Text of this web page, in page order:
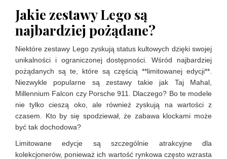
Jakie zestawy Lego są
najbardziej pożądane?
Niektóre zestawy Lego zyskują status kultowych dzięki swojej
unikalności i ograniczonej dostępności. Wśród najbardziej
pożądanych są te, które są częścią **limitowanej edycji**.
Niezwykle popularne są zestawy takie jak Taj Mahal,
Millennium Falcon czy Porsche 911. Dlaczego? Bo te modele
nie tylko cieszą oko, ale również zyskują na wartości z
czasem. Kto by się spodziewał, że zabawa klockami może
być tak dochodowa?
Limitowane edycje są szczególnie atrakcyjne dla
kolekcjonerów, ponieważ ich wartość rynkowa często wzrasta